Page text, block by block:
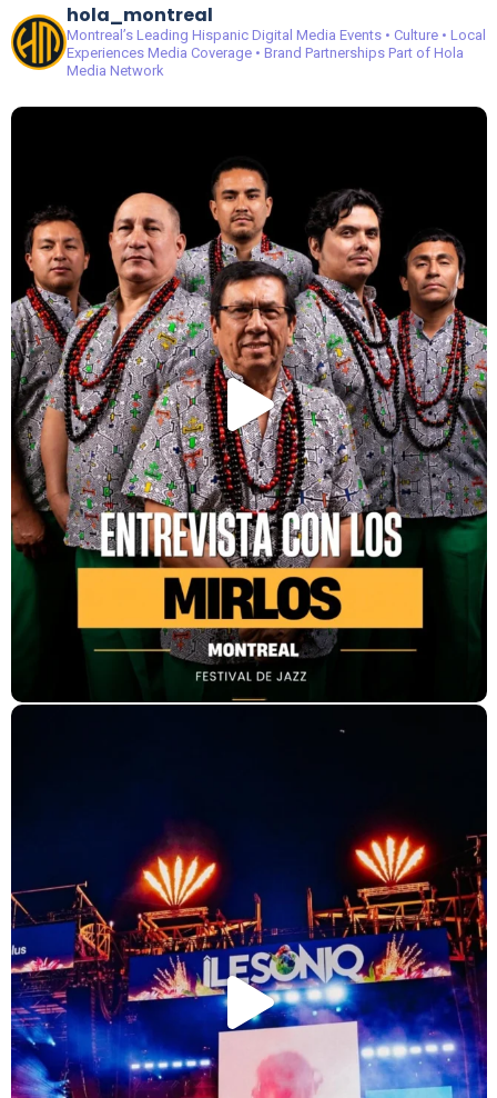
hola_montreal
Montreal’s Leading Hispanic Digital Media Events • Culture • Local
ExperiencesMedia Coverage • Brand PartnershipsPart of Hola
Media Network